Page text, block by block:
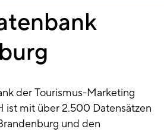
der Tourismus-Marketing
ist mit über 2.500 Datensätzen
und den